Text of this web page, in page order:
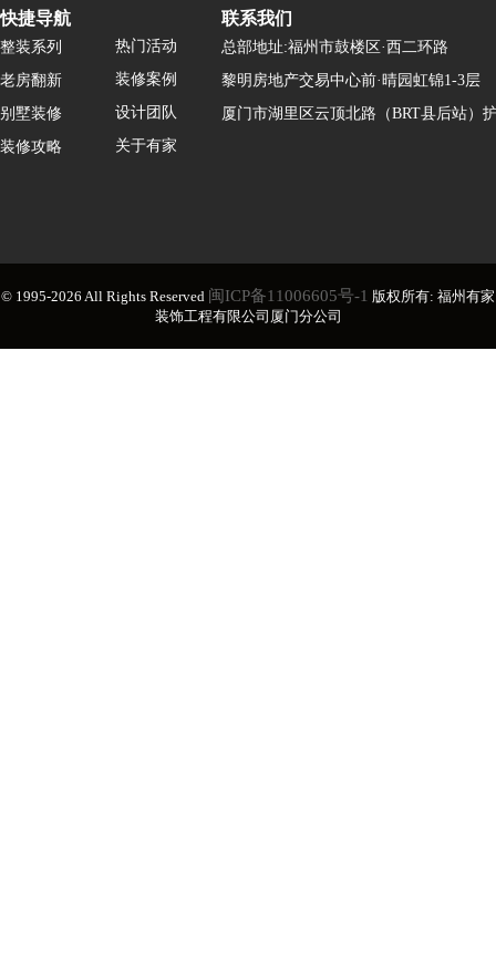
快捷导航
整装系列
老房翻新
别墅装修
装修攻略
热门活动
装修案例
设计团队
关于有家
联系我们
总部地址:福州市鼓楼区·西二环路
黎明房地产交易中心前·晴园虹锦1-3层
厦门市湖里区云顶北路（BRT县后站）
© 1995-2026 All Rights Reserved 闽ICP备11006605号-1 版权所有: 福州有家
装饰工程有限公司厦门分公司